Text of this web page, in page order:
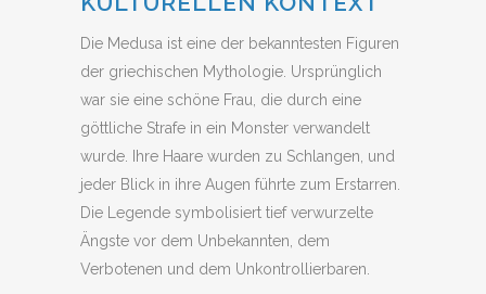
Die Medusa ist eine der bekanntesten Figuren
der griechischen Mythologie. Ursprünglich
war sie eine schöne Frau, die durch eine
göttliche Strafe in ein Monster verwandelt
wurde. Ihre Haare wurden zu Schlangen, und
jeder Blick in ihre Augen führte zum Erstarren.
Die Legende symbolisiert tief verwurzelte
Ängste vor dem Unbekannten, dem
Verbotenen und dem Unkontrollierbaren.